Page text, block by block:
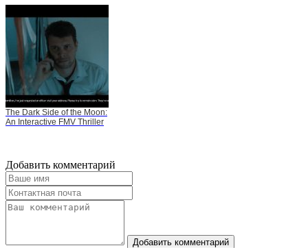
The Dark Side of the Moon:
An Interactive FMV Thriller
Добавить комментарий
Добавить комментарий